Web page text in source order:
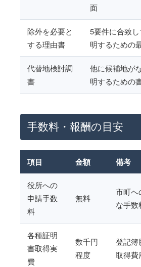
面
除外を必要と
する理由書
5要件に合致
明するための
代替地検討調
書
他に候補地が
明するための
手数料・報酬の目安
項目 金額 備考
役所への
申請手数
料
無料
市町へ
な手数
各種証明
書取得実
費
数千円
程度
登記簿
取得費